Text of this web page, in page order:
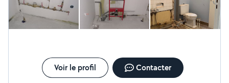
Voir le profil Contacter